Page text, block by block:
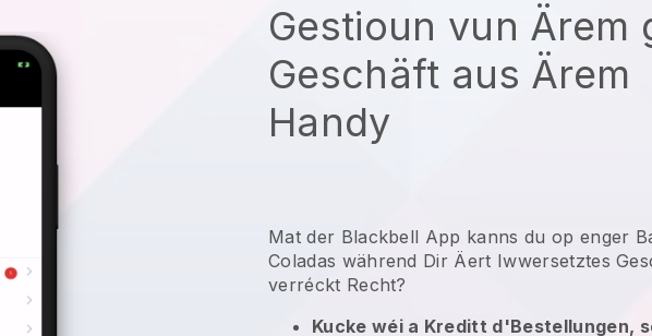
Gestioun vun Ärem
Geschäft aus Ärem
Handy
Mat der Blackbell App kanns du op enger
Coladas während Dir Äert Iwwersetztes
verréckt Recht?
Kucke wéi a Kreditt d'Bestellungen,